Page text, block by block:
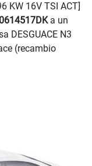
KW 16V TSI ACT]
a un
DESGUACE N3
(recambio